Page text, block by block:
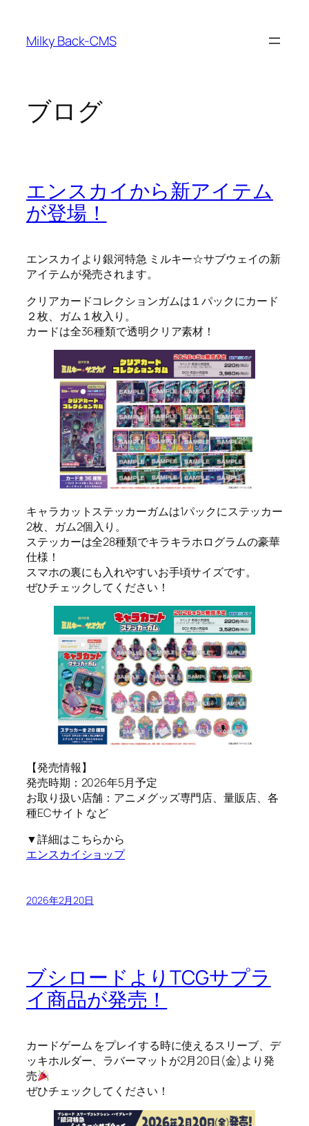
Milky Back-CMS
ブログ
エンスカイから新アイテム
が登場！
エンスカイより銀河特急 ミルキー☆サブウェイの新
アイテムが発売されます。
クリアカードコレクションガムは１パックにカード
２枚、ガム１枚入り。
カードは全36種類で透明クリア素材！
キャラカットステッカーガムは1パックにステッカー
2枚、ガム2個入り。
ステッカーは全28種類でキラキラホログラムの豪華
仕様！
スマホの裏にも入れやすいお手頃サイズです。
ぜひチェックしてください！
【発売情報】
発売時期：2026年5月予定
お取り扱い店舗：アニメグッズ専門店、量販店、各
種ECサイト など
▼詳細はこちらから
エンスカイショップ
2026年2月20日
ブシロードよりTCGサプラ
イ商品が発売！
カードゲーム をプレイする時に使えるスリーブ、デ
ッキホルダー、ラバーマットが2月20日(金)より発
売
ぜひチェックしてください！